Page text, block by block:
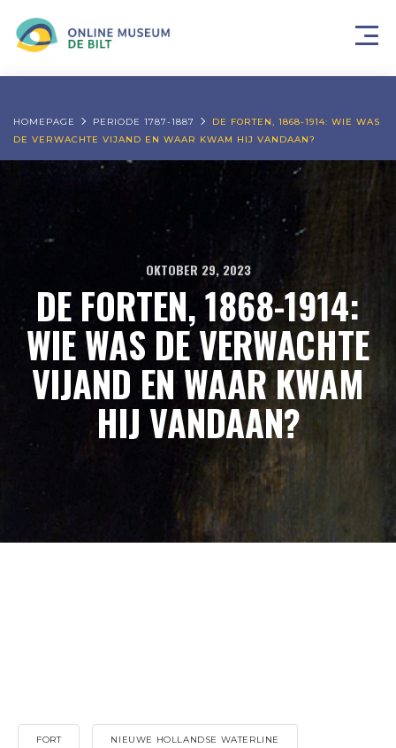
HOMEPAGE PERIODE 1787-1887
DE FORTEN, 1868-1914: WIE WAS
DE VERWACHTE VIJAND EN WAAR KWAM HIJ VANDAAN?
OKTOBER 29, 2023
DE FORTEN, 1868-1914:
WIE WAS DE VERWACHTE
VIJAND EN WAAR KWAM
HIJ VANDAAN?
FORT NIEUWE HOLLANDSE WATERLINE